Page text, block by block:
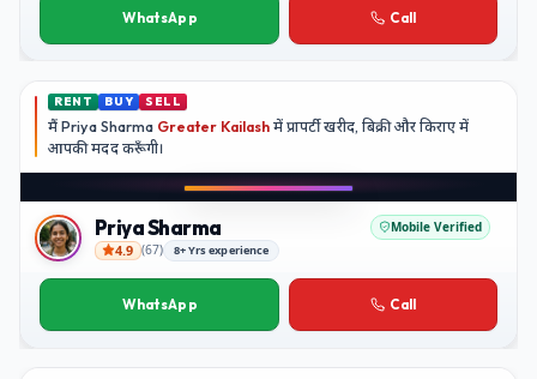
WhatsApp Call
RENT BUY SELL
मैंPriya Sharma Greater Kailash में प्रापर्टी खरीद, बिक्री और किराए में
आपकी मदद करूँगी।
Priya Sharma
Priya Sharma Mobile Verified
4.9 (67) 8+ Yrs experience
WhatsApp Call